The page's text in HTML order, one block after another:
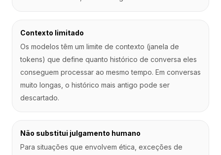
Contexto limitado
Os modelos têm um limite de contexto (janela de
tokens) que define quanto histórico de conversa eles
conseguem processar ao mesmo tempo. Em conversas
muito longas, o histórico mais antigo pode ser
descartado.
Não substitui julgamento humano
Para situações que envolvem ética, exceções de